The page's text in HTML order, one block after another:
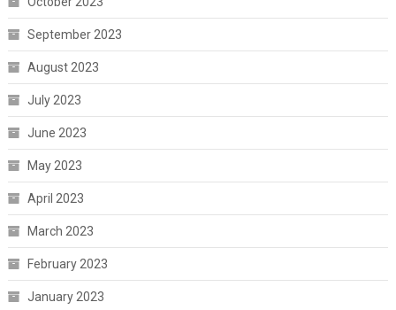
September 2023
August 2023
July 2023
June 2023
May 2023
April 2023
March 2023
February 2023
January 2023